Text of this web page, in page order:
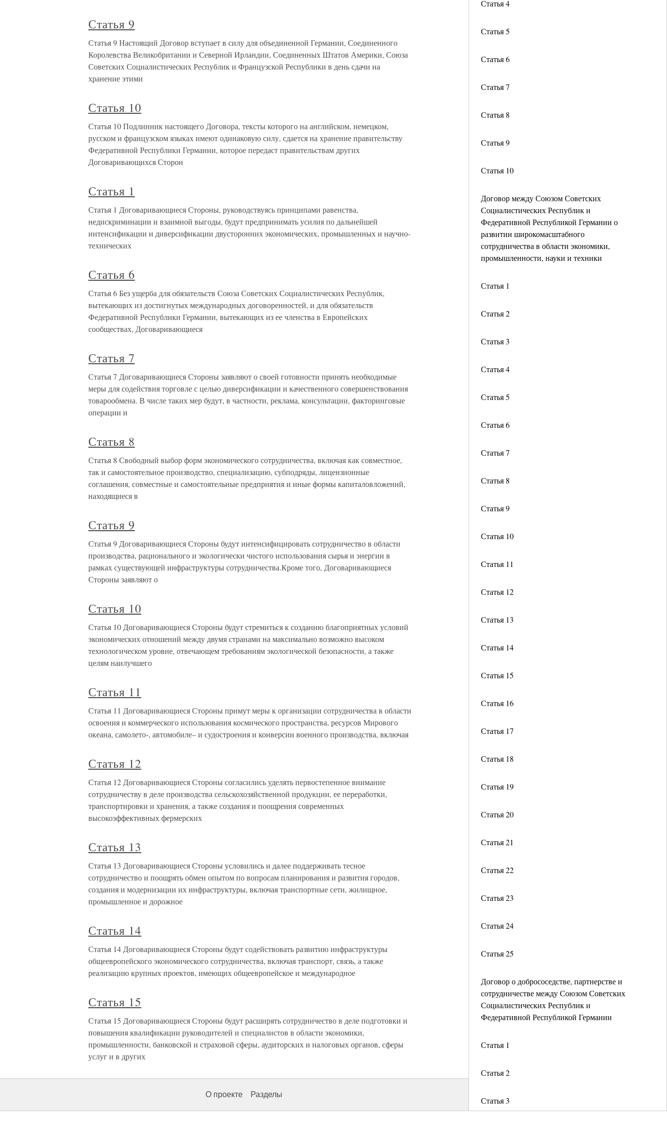
Статья 4
Статья 5
Статья 6
Статья 7
Статья 8
Статья 9
Статья 10
Договор между Союзом Советских
Социалистических Республик и
Федеративной Республикой Германии о
развитии широкомасштабного
сотрудничества в области экономики,
промышленности, науки и техники
Статья 1
Статья 2
Статья 3
Статья 4
Статья 5
Статья 6
Статья 7
Статья 8
Статья 9
Статья 10
Статья 11
Статья 12
Статья 13
Статья 14
Статья 15
Статья 16
Статья 17
Статья 18
Статья 19
Статья 20
Статья 21
Статья 22
Статья 23
Статья 24
Статья 25
Договор о добрососедстве, партнерстве и
сотрудничестве между Союзом Советских
Социалистических Республик и
Федеративной Республикой Германии
Статья 1
Статья 2
Статья 3
Статья 9
Статья 9 Настоящий Договор вступает в силу для объединенной Германии, Соединенного
Королевства Великобритании и Северной Ирландии, Соединенных Штатов Америки, Союза
Советских Социалистических Республик и Французской Республики в день сдачи на
хранение этими
Статья 10
Статья 10 Подлинник настоящего Договора, тексты которого на английском, немецком,
русском и французском языках имеют одинаковую силу, сдается на хранение правительству
Федеративной Республики Германии, которое передаст правительствам других
Договаривающихся Сторон
Статья 1
Статья 1 Договаривающиеся Стороны, руководствуясь принципами равенства,
недискриминации и взаимной выгоды, будут предпринимать усилия по дальнейшей
интенсификации и диверсификации двусторонних экономических, промышленных и научно-
технических
Статья 6
Статья 6 Без ущерба для обязательств Союза Советских Социалистических Республик,
вытекающих из достигнутых международных договоренностей, и для обязательств
Федеративной Республики Германии, вытекающих из ее членства в Европейских
сообществах, Договаривающиеся
Статья 7
Статья 7 Договаривающиеся Стороны заявляют о своей готовности принять необходимые
меры для содействия торговле с целью диверсификации и качественного совершенствования
товарообмена. В числе таких мер будут, в частности, реклама, консультации, факторинговые
операции и
Статья 8
Статья 8 Свободный выбор форм экономического сотрудничества, включая как совместное,
так и самостоятельное производство, специализацию, субподряды, лицензионные
соглашения, совместные и самостоятельные предприятия и иные формы капиталовложений,
находящиеся в
Статья 9
Статья 9 Договаривающиеся Стороны будут интенсифицировать сотрудничество в области
производства, рационального и экологически чистого использования сырья и энергии в
рамках существующей инфраструктуры сотрудничества.Кроме того, Договаривающиеся
Стороны заявляют о
Статья 10
Статья 10 Договаривающиеся Стороны будут стремиться к созданию благоприятных условий
экономических отношений между двумя странами на максимально возможно высоком
технологическом уровне, отвечающем требованиям экологической безопасности, а также
целям наилучшего
Статья 11
Статья 11 Договаривающиеся Стороны примут меры к организации сотрудничества в области
освоения и коммерческого использования космического пространства, ресурсов Мирового
океана, самолето-, автомобиле– и судостроения и конверсии военного производства, включая
Статья 12
Статья 12 Договаривающиеся Стороны согласились уделять первостепенное внимание
сотрудничеству в деле производства сельскохозяйственной продукции, ее переработки,
транспортировки и хранения, а также создания и поощрения современных
высокоэффективных фермерских
Статья 13
Статья 13 Договаривающиеся Стороны условились и далее поддерживать тесное
сотрудничество и поощрять обмен опытом по вопросам планирования и развития городов,
создания и модернизации их инфраструктуры, включая транспортные сети, жилищное,
промышленное и дорожное
Статья 14
Статья 14 Договаривающиеся Стороны будут содействовать развитию инфраструктуры
общеевропейского экономического сотрудничества, включая транспорт, связь, а также
реализацию крупных проектов, имеющих общеевропейское и международное
Статья 15
Статья 15 Договаривающиеся Стороны будут расширять сотрудничество в деле подготовки и
повышения квалификации руководителей и специалистов в области экономики,
промышленности, банковской и страховой сферы, аудиторских и налоговых органов, сферы
услуг и в других
О проекте Разделы